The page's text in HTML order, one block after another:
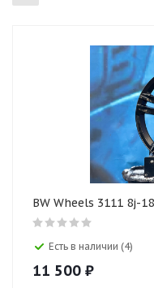
BW Wheels 3111 8j-
Есть в наличии (4)
11 500 ₽